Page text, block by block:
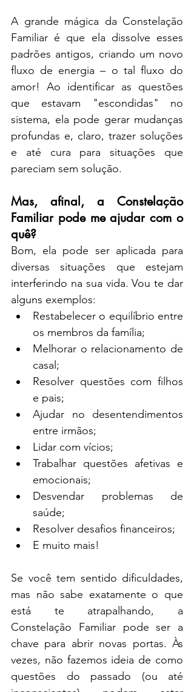
A grande mágica da Constelação
Familiar é que ela dissolve esses
padrões antigos, criando um novo
fluxo de energia – o tal fluxo do
amor! Ao identificar as questões
que estavam "escondidas" no
sistema, ela pode gerar mudanças
profundas e, claro, trazer soluções
e até cura para situações que
pareciam sem solução.
Mas, afinal, a Constelação
Familiar pode me ajudar com o
quê?
Bom, ela pode ser aplicada para
diversas situações que estejam
interferindo na sua vida. Vou te dar
alguns exemplos:
Restabelecer o equilíbrio entre
os membros da família;
Melhorar o relacionamento de
casal;
Resolver questões com filhos
e pais;
Ajudar no desentendimentos
entre irmãos;
Lidar com vícios;
Trabalhar questões afetivas e
emocionais;
Desvendar problemas de
saúde;
Resolver desafios financeiros;
E muito mais!
Se você tem sentido dificuldades,
mas não sabe exatamente o que
está te atrapalhando, a
Constelação Familiar pode ser a
chave para abrir novas portas. Às
vezes, não fazemos ideia de como
questões do passado (ou até